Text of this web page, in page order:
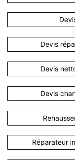
Devis
Devis
Devis
Réparateur